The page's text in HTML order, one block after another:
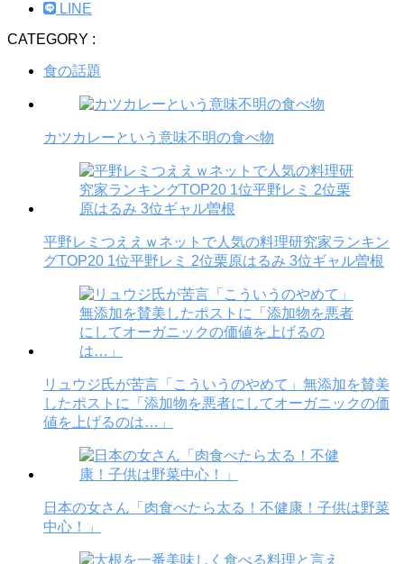
LINE
CATEGORY :
食の話題
カツカレーという意味不明の食べ物
平野レミつええｗネットで人気の料理研究家ランキン
グTOP20 1位平野レミ 2位栗原はるみ 3位ギャル曽根
リュウジ氏が苦言「こういうのやめて」無添加を賛美
したポストに「添加物を悪者にしてオーガニックの価
値を上げるのは…」
日本の女さん「肉食べたら太る！不健康！子供は野菜
中心！」